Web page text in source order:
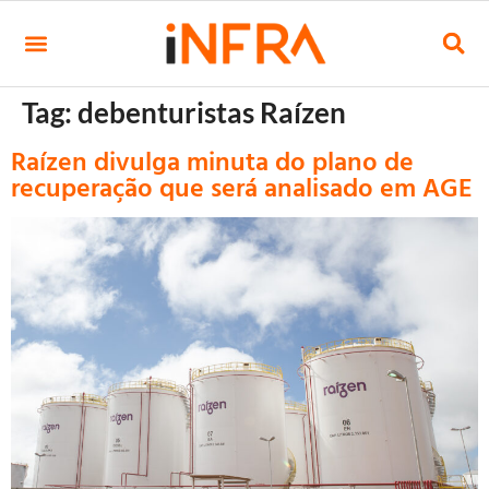
Tag:debenturistas Raízen
Raízen divulga minuta do plano de
recuperação que será analisado em AGE